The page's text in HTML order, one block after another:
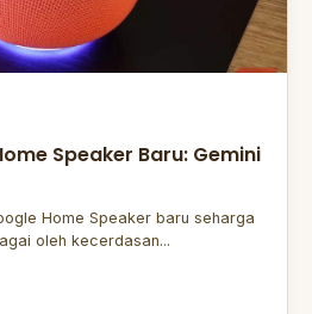
Speaker Baru: Gemini
Home Speaker baru seharga
oleh kecerdasan...